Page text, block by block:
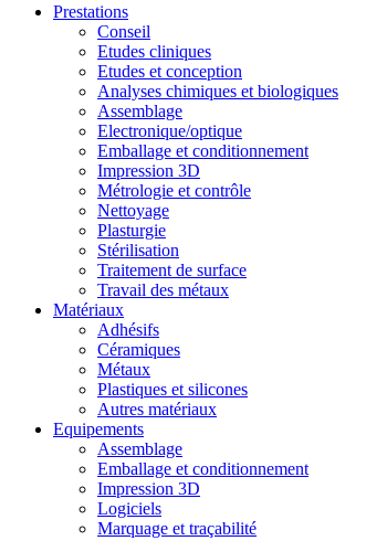
Prestations
Conseil
Etudes cliniques
Etudes et conception
Analyses chimiques et biologiques
Assemblage
Electronique/optique
Emballage et conditionnement
Impression 3D
Métrologie et contrôle
Nettoyage
Plasturgie
Stérilisation
Traitement de surface
Travail des métaux
Matériaux
Adhésifs
Céramiques
Métaux
Plastiques et silicones
Autres matériaux
Equipements
Assemblage
Emballage et conditionnement
Impression 3D
Logiciels
Marquage et traçabilité